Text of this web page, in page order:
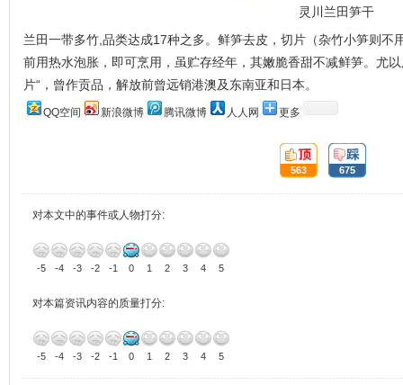
灵川兰田笋干
兰田一带多竹,品类达成17种之多。鲜笋去皮，切片（杂竹小笋则不
前用热水泡胀，即可烹用，虽贮存经年，其嫩脆香甜不减鲜笋。尤
片“，曾作贡品，解放前曾远销港澳及东南亚和日本。
QQ空间 新浪微博 腾讯微博 人人网 更多
顶:
563
踩:
675
对本文中的事件或人物打分:
-5 -4 -3 -2 -1 0 1 2 3 4 5
对本篇资讯内容的质量打分:
-5 -4 -3 -2 -1 0 1 2 3 4 5